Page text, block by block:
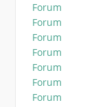
Forum
Forum
Forum
Forum
Forum
Forum
Forum